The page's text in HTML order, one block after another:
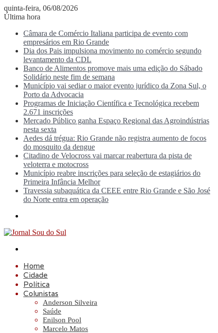
quinta-feira, 06/08/2026
Última hora
Câmara de Comércio Italiana participa de evento com
empresários em Rio Grande
Dia dos Pais impulsiona movimento no comércio segundo
levantamento da CDL
Banco de Alimentos promove mais uma edição do Sábado
Solidário neste fim de semana
Município vai sediar o maior evento jurídico da Zona Sul, o
Porto da Advocacia
Programas de Iniciação Científica e Tecnológica recebem
2.671 inscrições
Mercado Público ganha Espaço Regional das Agroindústrias
nesta sexta
Aedes dá trégua: Rio Grande não registra aumento de focos
do mosquito da dengue
Citadino de Velocross vai marcar reabertura da pista de
veloterra e motocross
Município reabre inscrições para seleção de estagiários do
Primeira Infância Melhor
Travessia subaquática da CEEE entre Rio Grande e São José
do Norte entra em operação
Home
Cidade
Política
Colunistas
Anderson Silveira
Saúde
Enilson Pool
Marcelo Matos